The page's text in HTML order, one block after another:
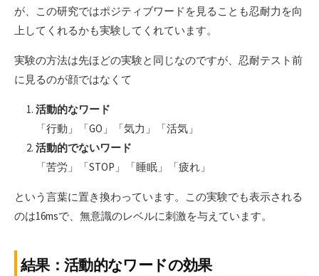
が、この研究ではポジティブワードを見ることも忍耐力を向
上してくれるかも実験してくれています。
実験の方法は先ほどの実験と同じなのですが、忍耐テスト前
に見るのが顔ではなくて
活動的なワード
「行動」「GO」「気力」「活気」
活動的でないワード
「苦労」「STOP」「睡眠」「疲れ」
という言葉に置き換わっています。この実験でも表示される
のは16msで、無意識のレベルに刺激を与えています。
結果：活動的なワードの効果